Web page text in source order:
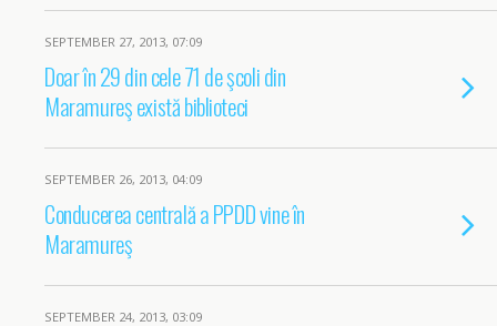
SEPTEMBER 27, 2013, 07:09
Doar în 29 din cele 71 de şcoli din
Maramureş există biblioteci
SEPTEMBER 26, 2013, 04:09
Conducerea centrală a PPDD vine în
Maramureş
SEPTEMBER 24, 2013, 03:09